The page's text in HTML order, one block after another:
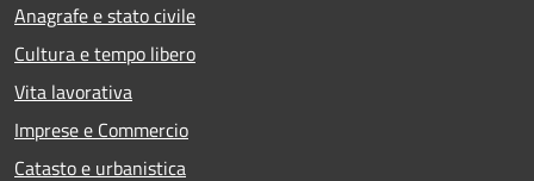
Anagrafe e stato civile
Cultura e tempo libero
Vita lavorativa
Imprese e Commercio
Catasto e urbanistica